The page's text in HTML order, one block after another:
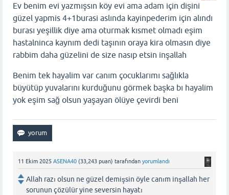
Ev benim evi yazmışsın köy evi ama adam için dişini
güzel yapmis 4+1burasi aslında kayinpederim için alındı
burası yeşillik diye ama oturmak kısmet olmadı eşim
hastalninca kaynım dedi taşının oraya kira olmasın diye
rabbim daha güzelini de size nasıp etsin inşallah
Benim tek hayalim var canım çocuklarımı sağlıkla
büyütüp yuvalarını kurduğunu görmek başka bı hayalim
yok eşim sağ olsun yaşayan ölüye çevirdi beni
11 Ekim 2025 ASENA40 (33,243 puan) tarafından yorumlandı
Allah razı olsun ne güzel demişsin öyle canım inşallah her
sorunun çözülür yine seversin hayatı